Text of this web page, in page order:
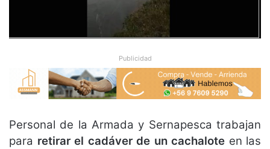
Publicidad
Personal de la Armada y Sernapesca trabajan
para retirar el cadáver de un cachalote en las